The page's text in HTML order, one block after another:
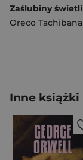
Oreco Tachibana
Inne książki